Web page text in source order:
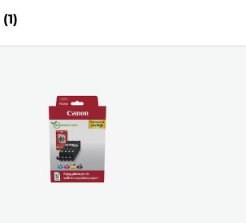
(1)